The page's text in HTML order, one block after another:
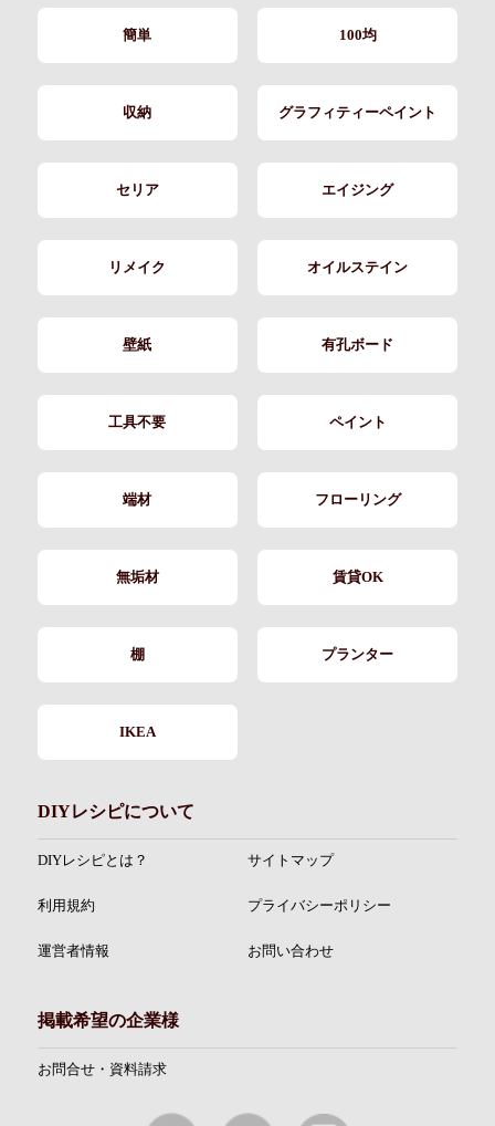
簡単 100均
収納 グラフィティーペイント
セリア エイジング
リメイク オイルステイン
壁紙 有孔ボード
工具不要 ペイント
端材 フローリング
無垢材 賃貸OK
棚 プランター
IKEA
DIYレシピについて
DIYレシピとは？ サイトマップ
利用規約 プライバシーポリシー
運営者情報 お問い合わせ
掲載希望の企業様
お問合せ・資料請求